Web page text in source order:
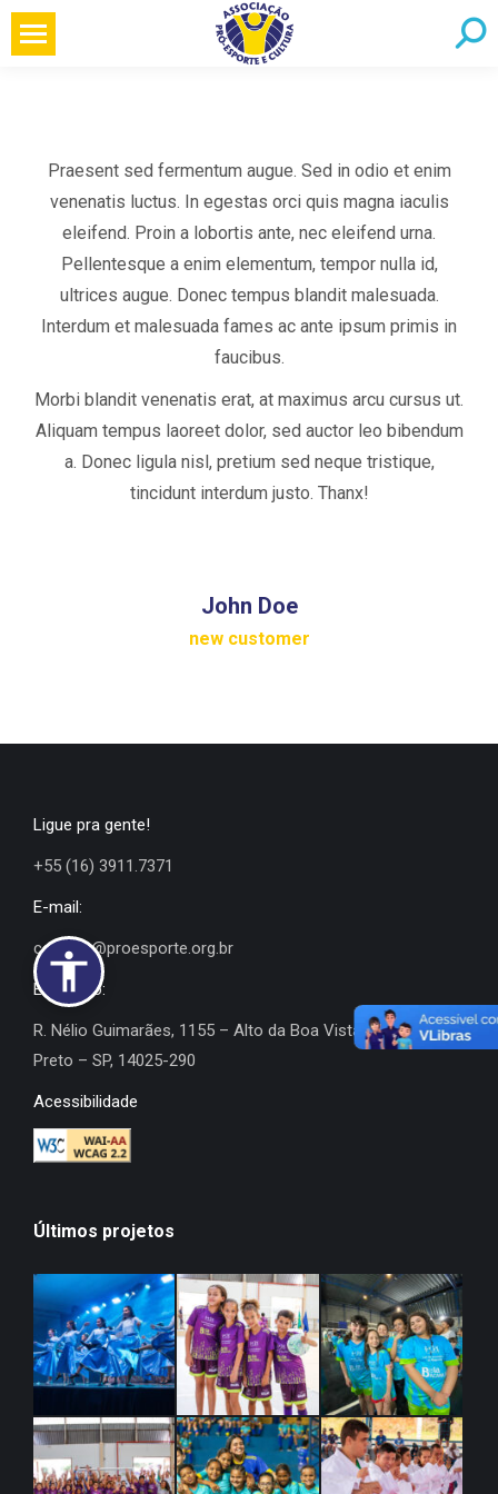
Pular
para
Praesent sed fermentum augue. Sed in odio et enim
venenatis luctus. In egestas orci quis magna iaculis
eleifend. Proin a lobortis ante, nec eleifend urna.
Pellentesque a enim elementum, tempor nulla id,
ultrices augue. Donec tempus blandit malesuada.
Interdum et malesuada fames ac ante ipsum primis in
faucibus.
Morbi blandit venenatis erat, at maximus arcu cursus ut.
Aliquam tempus laoreet dolor, sed auctor leo bibendum
a. Donec ligula nisl, pretium sed neque tristique,
tincidunt interdum justo. Thanx!
John Doe
new customer
Ligue pra gente!
+55 (16) 3911.7371
E-mail:
contato@proesporte.org.br
Endereço:
R. Nélio Guimarães, 1155 – Alto da Boa Vista, Ribeirão
Preto – SP, 14025-290
Acessibilidade
Últimos projetos